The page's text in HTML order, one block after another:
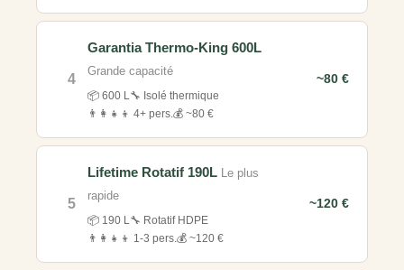
4
Garantia Thermo-King 600L
Grande capacité
📦 600 L 🔧 Isolé thermique
👨‍👩‍👧‍👦 4+ pers. 💰 ~80 €
~80 €
5
Lifetime Rotatif 190L Le plus
rapide
📦 190 L 🔧 Rotatif HDPE
👨‍👩‍👧‍👦 1-3 pers. 💰 ~120 €
~120 €